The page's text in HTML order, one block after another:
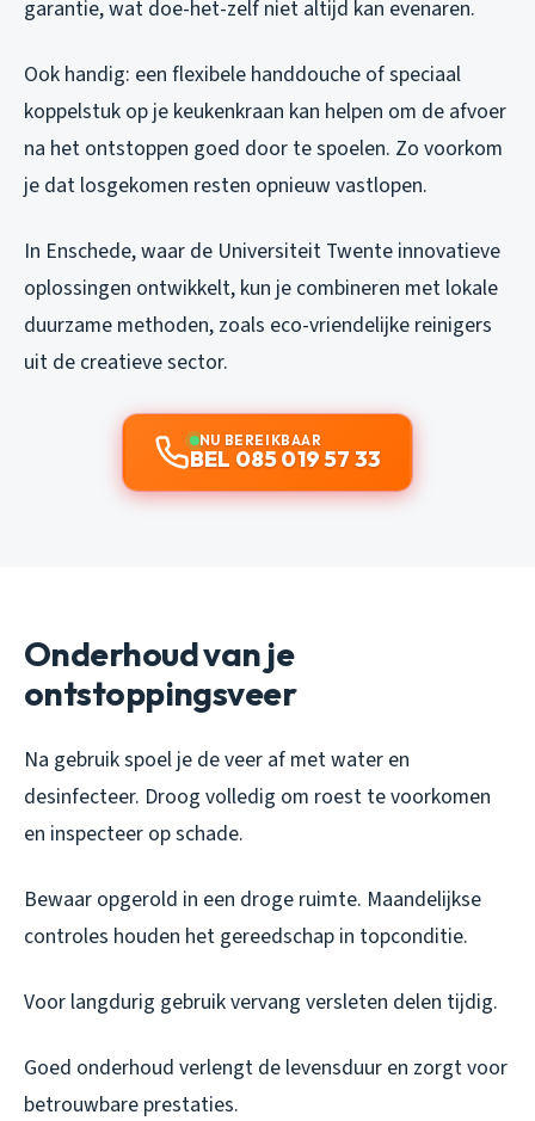
garantie, wat doe-het-zelf niet altijd kan evenaren.
Ook handig: een flexibele handdouche of speciaal
koppelstuk op je keukenkraan kan helpen om de afvoer
na het ontstoppen goed door te spoelen. Zo voorkom
je dat losgekomen resten opnieuw vastlopen.
In Enschede, waar de Universiteit Twente innovatieve
oplossingen ontwikkelt, kun je combineren met lokale
duurzame methoden, zoals eco-vriendelijke reinigers
uit de creatieve sector.
NU BEREIKBAAR
BEL 085 019 57 33
Onderhoud van je
ontstoppingsveer
Na gebruik spoel je de veer af met water en
desinfecteer. Droog volledig om roest te voorkomen
en inspecteer op schade.
Bewaar opgerold in een droge ruimte. Maandelijkse
controles houden het gereedschap in topconditie.
Voor langdurig gebruik vervang versleten delen tijdig.
Goed onderhoud verlengt de levensduur en zorgt voor
betrouwbare prestaties.